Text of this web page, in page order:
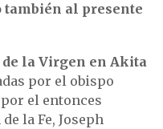
también al presente
de la Virgen en Akita
por el obispo
el entonces
la Fe, Joseph